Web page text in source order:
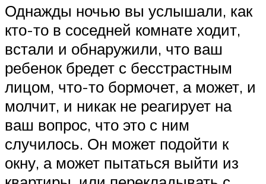
Однажды ночью вы услышали, как
кто-то в соседней комнате ходит,
встали и обнаружили, что ваш
ребенок бредет с бесстрастным
лицом, что-то бормочет, а может, и
молчит, и никак не реагирует на
ваш вопрос, что это с ним
случилось. Он может подойти к
окну, а может пытаться выйти из